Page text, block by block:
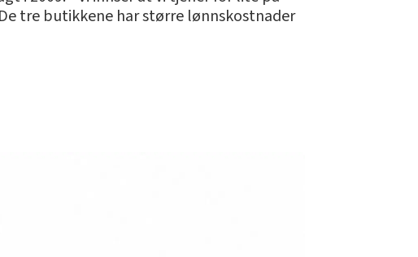
tre butikkene har større lønnskostnader